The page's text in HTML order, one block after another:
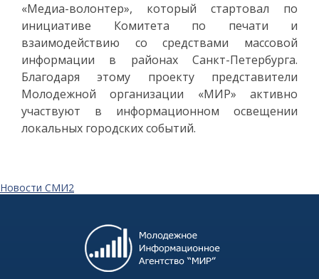
«Медиа-волонтер», который стартовал по
инициативе Комитета по печати и
взаимодействию со средствами массовой
информации в районах Санкт-Петербурга.
Благодаря этому проекту представители
Молодежной организации «МИР» активно
участвуют в информационном освещении
локальных городских событий.
Новости СМИ2